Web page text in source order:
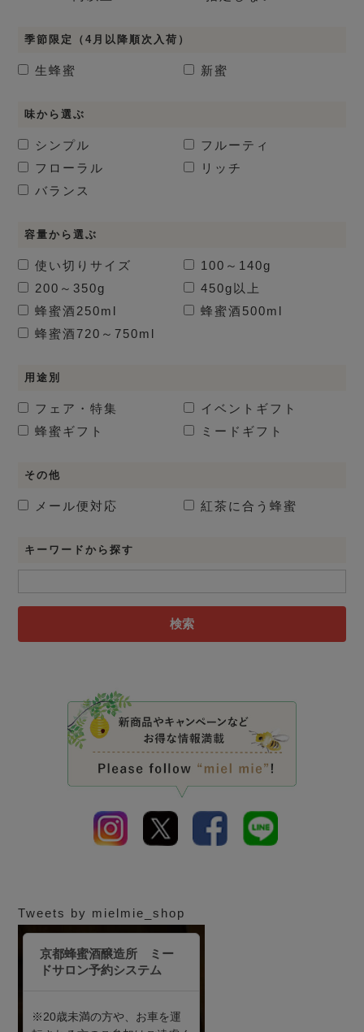
季節限定（4月以降順次入荷）
生蜂蜜 新蜜
味から選ぶ
シンプル
フルーティ
フローラル
リッチ
バランス
容量から選ぶ
使い切りサイズ
100～140g
200～350g
450g以上
蜂蜜酒250ml 蜂蜜酒 500ml
蜂蜜酒720～750ml
用途別
フェア・特集
イベントギフト
蜂蜜ギフト
ミードギフト
その他
メール便対応 紅茶に合う蜂蜜
キーワードから探す
検索
Tweets by mielmie_shop